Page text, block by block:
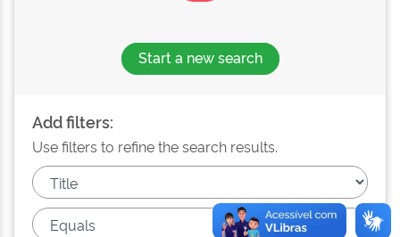
Start a new search
Add filters:
Use filters to refine the search results.